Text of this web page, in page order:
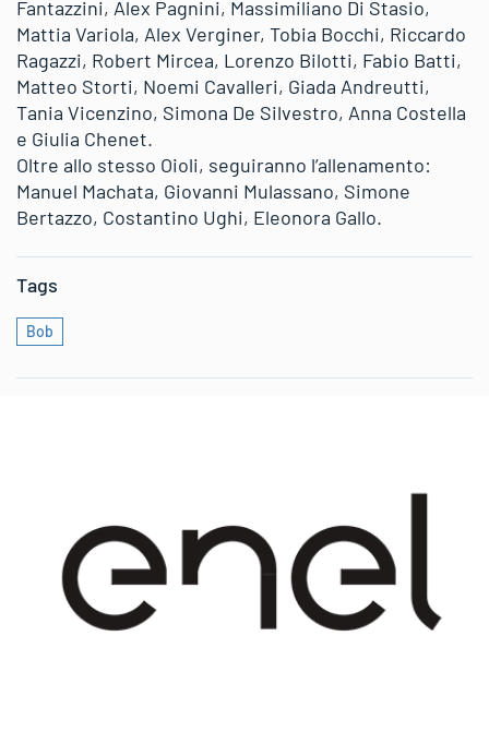
Fantazzini, Alex Pagnini, Massimiliano Di Stasio,
Mattia Variola, Alex Verginer, Tobia Bocchi, Riccardo
Ragazzi, Robert Mircea, Lorenzo Bilotti, Fabio Batti,
Matteo Storti, Noemi Cavalleri, Giada Andreutti,
Tania Vicenzino, Simona De Silvestro, Anna Costella
e Giulia Chenet.
Oltre allo stesso Oioli, seguiranno l’allenamento:
Manuel Machata, Giovanni Mulassano, Simone
Bertazzo, Costantino Ughi, Eleonora Gallo.
Tags
Bob